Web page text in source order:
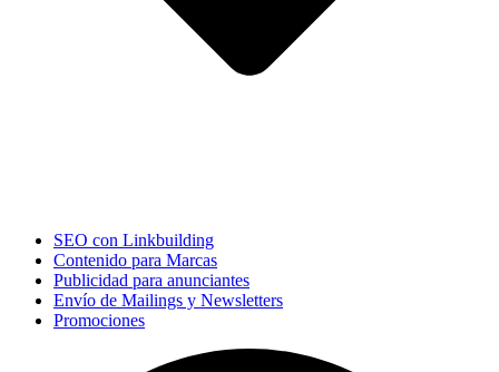
SEO con Linkbuilding
Contenido para Marcas
Publicidad para anunciantes
Envío de Mailings y Newsletters
Promociones